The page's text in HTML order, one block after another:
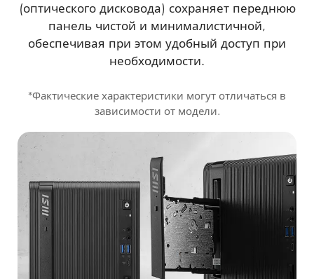
(оптического дисковода) сохраняет переднюю
панель чистой и минималистичной,
обеспечивая при этом удобный доступ при
необходимости.
*Фактические характеристики могут отличаться в
зависимости от модели.